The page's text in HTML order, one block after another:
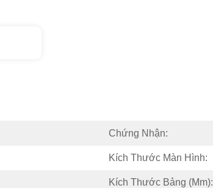
Chứng Nhận:
Kích Thước Màn Hình:
Kích Thước Bảng (mm):